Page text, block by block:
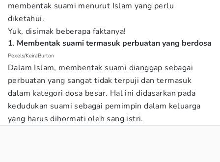
membentak suami menurut Islam yang perlu
diketahui.
Yuk, disimak beberapa faktanya!
1. Membentak suami termasuk perbuatan yang berdosa
Pexels/KeiraBurton
Dalam Islam, membentak suami dianggap sebagai
perbuatan yang sangat tidak terpuji dan termasuk
dalam kategori dosa besar. Hal ini didasarkan pada
kedudukan suami sebagai pemimpin dalam keluarga
yang harus dihormati oleh sang istri.